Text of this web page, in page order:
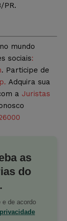
PR.
mundo
sociais:
. Participe de
Adquira sua
a Juristas
as
do
e de acordo
privacidade